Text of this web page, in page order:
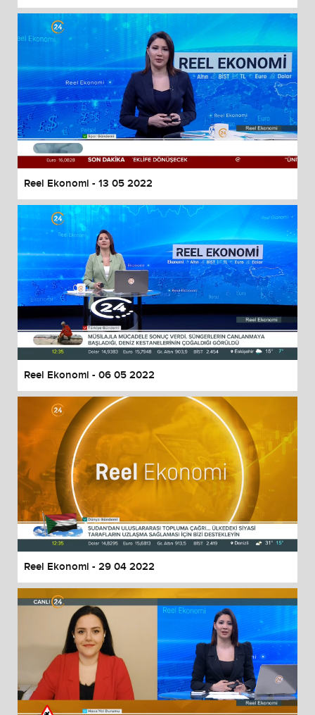
Reel Ekonomi - 13 05 2022
Reel Ekonomi - 06 05 2022
Reel Ekonomi - 29 04 2022